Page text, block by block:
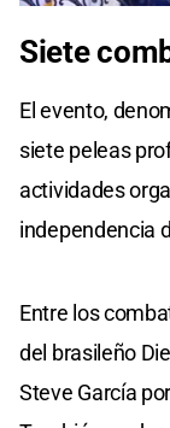
Siete
El evento,
siete peleas
actividades
independencia
Entre los
del brasileño
Steve García